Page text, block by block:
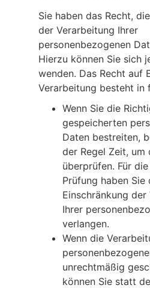
Sie haben das Recht,
der Verarbeitung Ihrer
personenbezogenen
Hierzu können Sie sich
wenden. Das Recht auf
Verarbeitung besteht in
Wenn Sie die
gespeicherten
Daten bestreiten,
der Regel Zeit, um
überprüfen. Für
Prüfung haben Sie
Einschränkung
Ihrer
verlangen.
Wenn die
unrechtmäßig
können Sie statt